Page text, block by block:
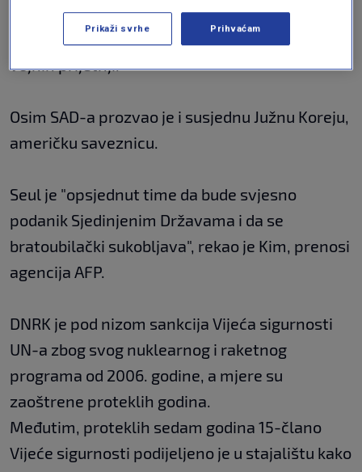
samoobranu testiranjem balističkih raketa radi
očuvanja svog suvereniteta i sigurnosti od
vojnih prijetnji.
Osim SAD-a prozvao je i susjednu Južnu Koreju,
američku saveznicu.
Seul je "opsjednut time da bude svjesno
podanik Sjedinjenim Državama i da se
bratoubilački sukobljava", rekao je Kim, prenosi
agencija AFP.
DNRK je pod nizom sankcija Vijeća sigurnosti
UN-a zbog svog nuklearnog i raketnog
programa od 2006. godine, a mjere su
zaoštrene proteklih godina.
Međutim, proteklih sedam godina 15-člano
Vijeće sigurnosti podijeljeno je u stajalištu kako
Prikaži svrhe Prihvaćam